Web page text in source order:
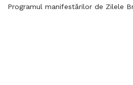
Programul manifestărilor de Zilele